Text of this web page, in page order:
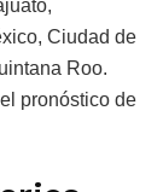
Ciudad de
Roo.
pronóstico de